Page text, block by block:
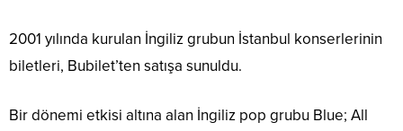
2001 yılında kurulan İngiliz grubun İstanbul konserlerinin
biletleri, Bubilet’ten satışa sunuldu.
Bir dönemi etkisi altına alan İngiliz pop grubu Blue; All